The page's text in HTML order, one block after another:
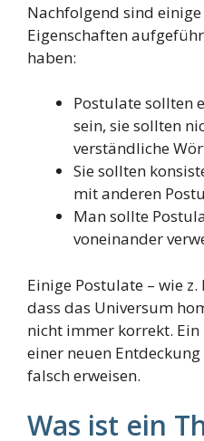
Nachfolgend sind
Eigenschaften
haben:
Postulate sollten
sein, sie sollten
verständliche
Sie sollten
mit anderen
Man sollte
voneinander
Einige Postulate – wie
dass das Universum
nicht immer korrekt.
einer neuen
falsch erweisen.
Was ist ein